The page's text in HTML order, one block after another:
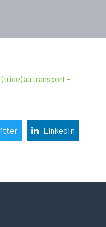
au transport –
LinkedIn